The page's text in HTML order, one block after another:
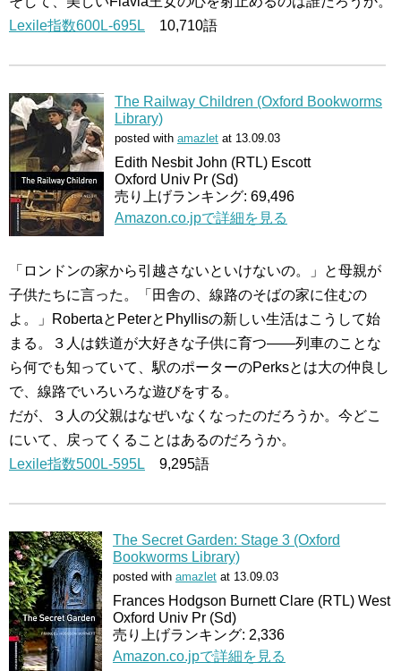
Lexile指数600L-695L 10,710語
The Railway Children (Oxford Bookworms
Library)
posted with amazlet at 13.09.03
Edith Nesbit John (RTL) Escott
Oxford Univ Pr (Sd)
売り上げランキング: 69,496
Amazon.co.jpで詳細を見る
「ロンドンの家から引越さないといけないの。」と母親が
子供たちに言った。「田舎の、線路のそばの家に住むの
よ。」RobertaとPeterとPhyllisの新しい生活はこうして始
まる。３人は鉄道が大好きな子供に育つ――列車のことな
ら何でも知っていて、駅のポーターのPerksとは大の仲良し
で、線路でいろいろな遊びをする。
だが、３人の父親はなぜいなくなったのだろうか。今どこ
にいて、戻ってくることはあるのだろうか。
Lexile指数500L-595L 9,295語
The Secret Garden: Stage 3 (Oxford
Bookworms Library)
posted with amazlet at 13.09.03
Frances Hodgson Burnett Clare (RTL) West
Oxford Univ Pr (Sd)
売り上げランキング: 2,336
Amazon.co.jpで詳細を見る